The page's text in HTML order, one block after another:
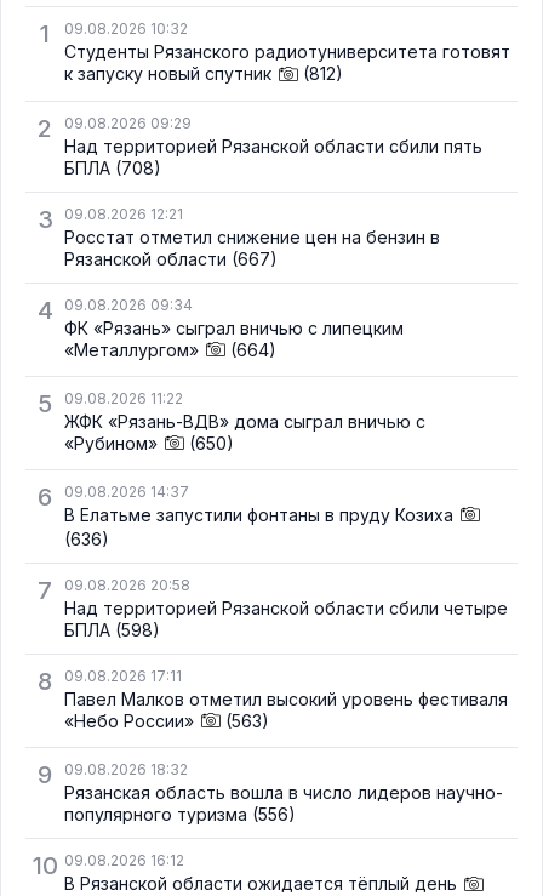
1 09.08.2026 10:32
Студенты Рязанского радиотуниверситета готовят
к запуску новый спутник
(812)
2 09.08.2026 09:29
Над территорией Рязанской области сбили пять
БПЛА (708)
3 09.08.2026 12:21
Росстат отметил снижение цен на бензин в
Рязанской области (667)
4 09.08.2026 09:34
ФК «Рязань» сыграл вничью с липецким
«Металлургом»
(664)
5 09.08.2026 11:22
ЖФК «Рязань-ВДВ» дома сыграл вничью с
«Рубином»
(650)
6 09.08.2026 14:37
В Елатьме запустили фонтаны в пруду Козиха
(636)
7 09.08.2026 20:58
Над территорией Рязанской области сбили четыре
БПЛА (598)
8 09.08.2026 17:11
Павел Малков отметил высокий уровень фестиваля
«Небо России»
(563)
9 09.08.2026 18:32
Рязанская область вошла в число лидеров научно-
популярного туризма (556)
10 09.08.2026 16:12
В Рязанской области ожидается тёплый день